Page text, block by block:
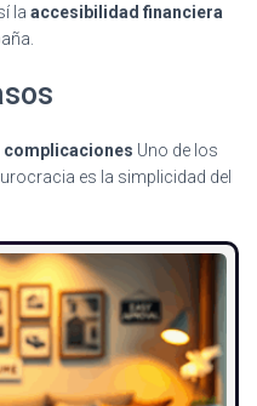
la accesibilidad financiera
Uno de los
es la simplicidad del